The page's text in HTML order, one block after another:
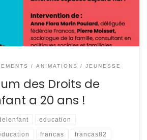
[…]
ANIMATIONS / JEUNESSE
des Droits de
a 20 ans !
education
francas francas82